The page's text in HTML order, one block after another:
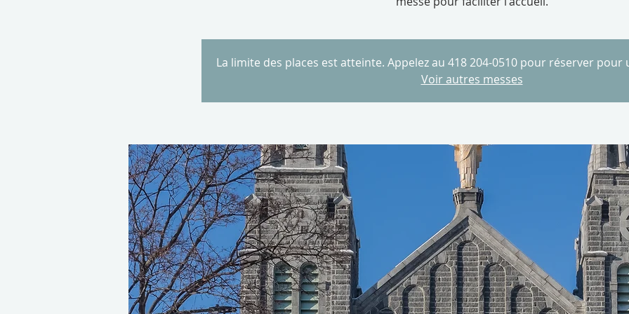
La limite des places est atteinte. Appelez au 418 204-0510 pour réserver pour
Voir autres messes